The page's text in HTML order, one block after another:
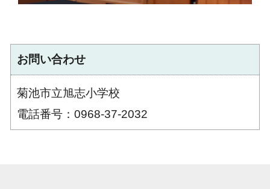
お問い合わせ
菊池市立旭志小学校
電話番号：0968-37-2032